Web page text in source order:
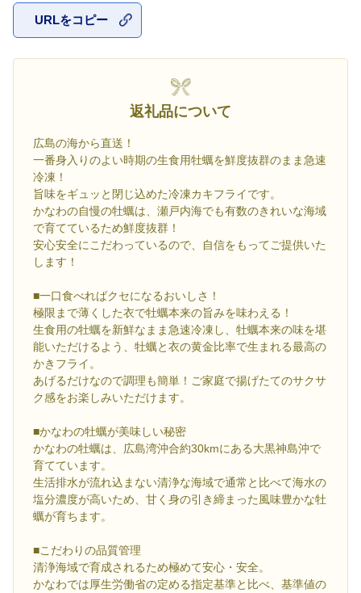
URLをコピー
返礼品について
広島の海から直送！
一番身入りのよい時期の生食用牡蠣を鮮度抜群のまま急速
冷凍！
旨味をギュッと閉じ込めた冷凍カキフライです。
かなわの自慢の牡蠣は、瀬戸内海でも有数のきれいな海域
で育てているため鮮度抜群！
安心安全にこだわっているので、自信をもってご提供いた
します！
■一口食べればクセになるおいしさ！
極限まで薄くした衣で牡蠣本来の旨みを味わえる！
生食用の牡蠣を新鮮なまま急速冷凍し、牡蠣本来の味を堪
能いただけるよう、牡蠣と衣の黄金比率で生まれる最高の
かきフライ。
あげるだけなので調理も簡単！ご家庭で揚げたてのサクサ
ク感をお楽しみいただけます。
■かなわの牡蠣が美味しい秘密
かなわの牡蠣は、広島湾沖合約30kmにある大黒神島沖で
育てています。
生活排水が流れ込まない清浄な海域で通常と比べて海水の
塩分濃度が高いため、甘く身の引き締まった風味豊かな牡
蠣が育ちます。
■こだわりの品質管理
清浄海域で育成されるため極めて安心・安全。
かなわでは厚生労働省の定める指定基準と比べ、基準値の